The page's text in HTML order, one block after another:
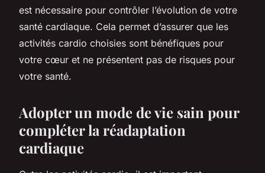
est nécessaire pour contrôler l’évolution de votre
santé cardiaque. Cela permet d’assurer que les
activités cardio choisies sont bénéfiques pour
votre cœur et ne présentent pas de risques pour
votre santé.
Adopter un mode de vie sain pour
compléter la réadaptation
cardiaque